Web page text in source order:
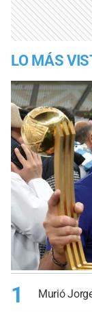
LO MÁS
1 Murió